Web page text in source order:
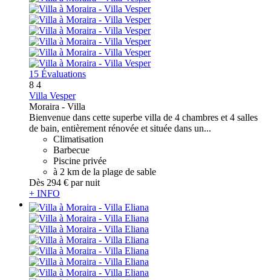
15 Évaluations
8 4
Villa Vesper
Moraira - Villa
Bienvenue dans cette superbe villa de 4 chambres et 4 salles
de bain, entièrement rénovée et située dans un...
Climatisation
Barbecue
Piscine privée
à 2 km de la plage de sable
Dès 294 € par nuit
+ INFO